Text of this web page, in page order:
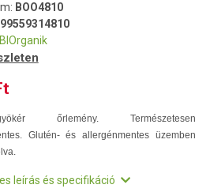
BOO4810
BIOrganik
őrlemény. Természetesen
Glutén- és allergénmentes üzemben
leírás és specifikáció